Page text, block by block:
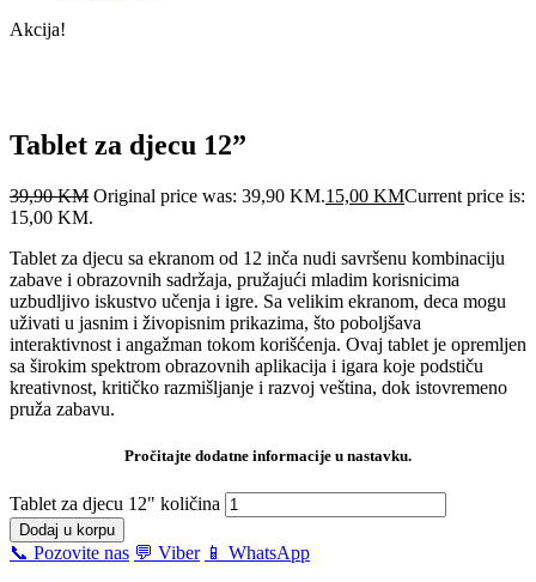
Akcija!
Tablet za djecu 12”
39,90KM Original price was: 39,90 KM.15,00 KMCurrent price is:
15,00 KM.
Tablet za djecu sa ekranom od 12 inča nudi savršenu kombinaciju
zabave i obrazovnih sadržaja, pružajući mladim korisnicima
uzbudljivo iskustvo učenja i igre. Sa velikim ekranom, deca mogu
uživati u jasnim i živopisnim prikazima, što poboljšava
interaktivnost i angažman tokom korišćenja. Ovaj tablet je opremljen
sa širokim spektrom obrazovnih aplikacija i igara koje podstiču
kreativnost, kritičko razmišljanje i razvoj veština, dok istovremeno
pruža zabavu.
Pročitajte dodatne informacije u nastavku.
Tablet za djecu 12" količina
Dodaj u korpu
📞 Pozovite nas 💬 Viber 📱 WhatsApp